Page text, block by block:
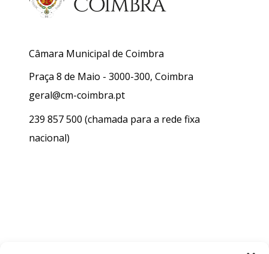
Câmara Municipal de Coimbra
Praça 8 de Maio - 3000-300, Coimbra
geral@cm-coimbra.pt
239 857 500 (chamada para a rede fixa
nacional)